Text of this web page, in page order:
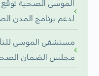
الموسى الصحية
لدعم برنامج المدن
مستشفى الموسى
مجلس الضمان الصحي